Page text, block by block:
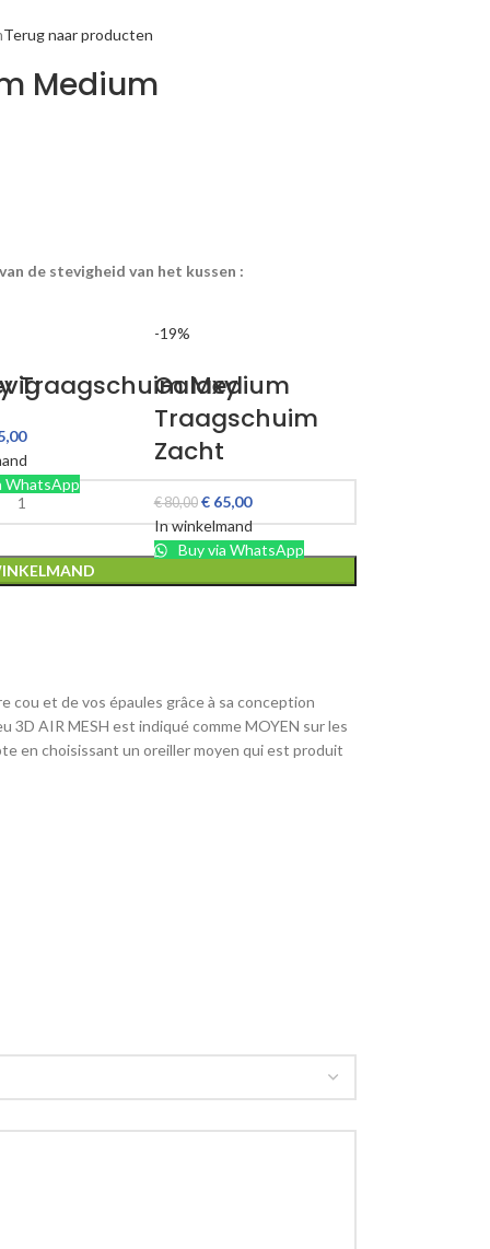
Terug naar producten
Medium
de stevigheid van het kussen :
Traagschuim Medium
WhatsApp
-19%
Galaxy
Traagschuim
Zacht
€80,00 €65,00
In winkelmand
Buy via WhatsApp
cou et de vos épaules grâce à sa conception
3D AIR MESH est indiqué comme MOYEN sur les
en choisissant un oreiller moyen qui est produit